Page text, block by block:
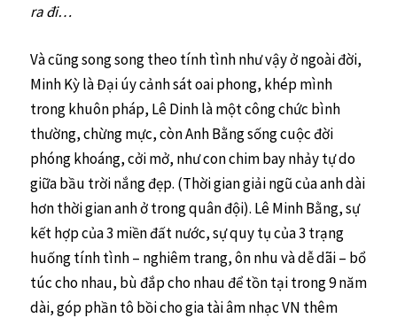
ra đi…
Và cũng song song theo tính tình như vậy ở ngoài đời,
Minh Kỳ là Đại úy cảnh sát oai phong, khép mình
trong khuôn pháp, Lê Dinh là một công chức bình
thường, chừng mực, còn Anh Bằng sống cuộc đời
phóng khoáng, cởi mở, như con chim bay nhảy tự do
giữa bầu trời nắng đẹp. (Thời gian giải ngũ của anh dài
hơn thời gian anh ở trong quân đội). Lê Minh Bằng, sự
kết hợp của 3 miền đất nước, sự quy tụ của 3 trạng
huống tính tình – nghiêm trang, ôn nhu và dễ dãi – bổ
túc cho nhau, bù đắp cho nhau để tồn tại trong 9 năm
dài, góp phần tô bồi cho gia tài âm nhạc VN thêm